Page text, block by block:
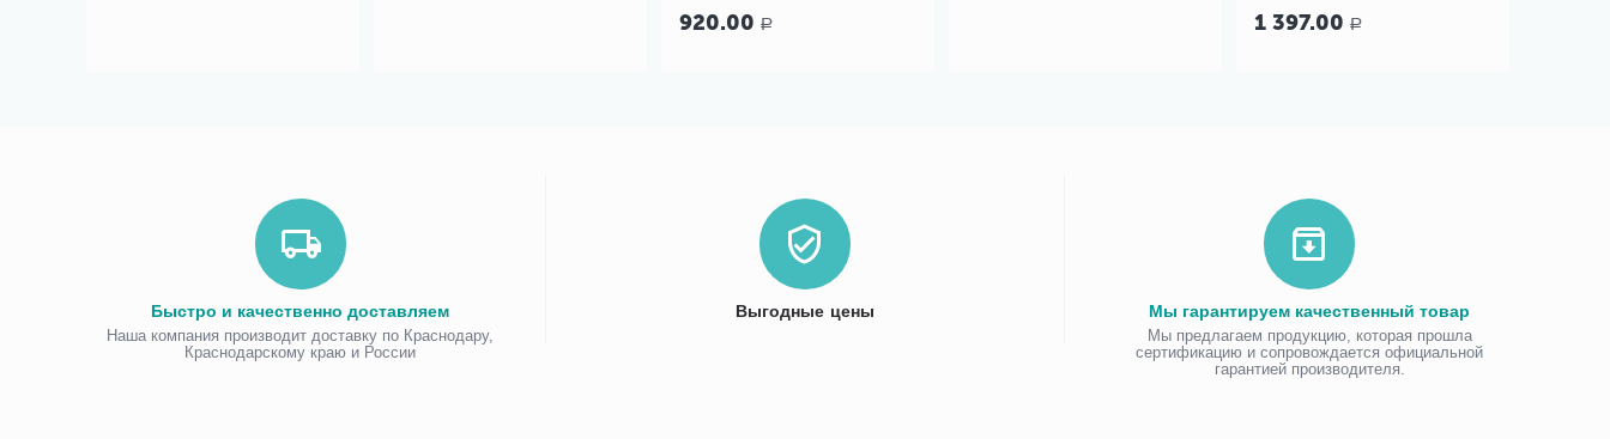
920.00 Р 1 397.00 Р
Быстро и качественно доставляем
Наша компания производит доставку по Краснодару,
Краснодарскому краю и России
Выгодные цены Мы гарантируем качественный товар
Мы предлагаем продукцию, которая прошла
сертификацию и сопровождается официальной
гарантией производителя.